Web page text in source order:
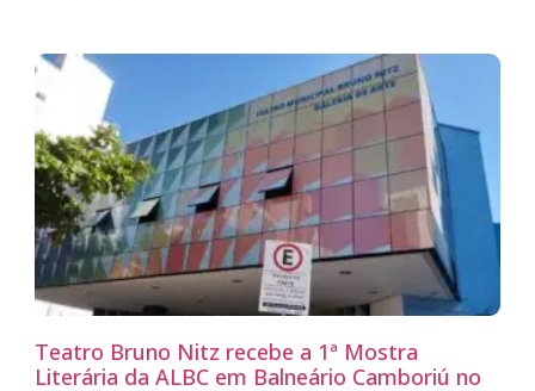
Teatro Bruno Nitz recebe a 1ª Mostra
Literária da ALBC em Balneário Camboriú no